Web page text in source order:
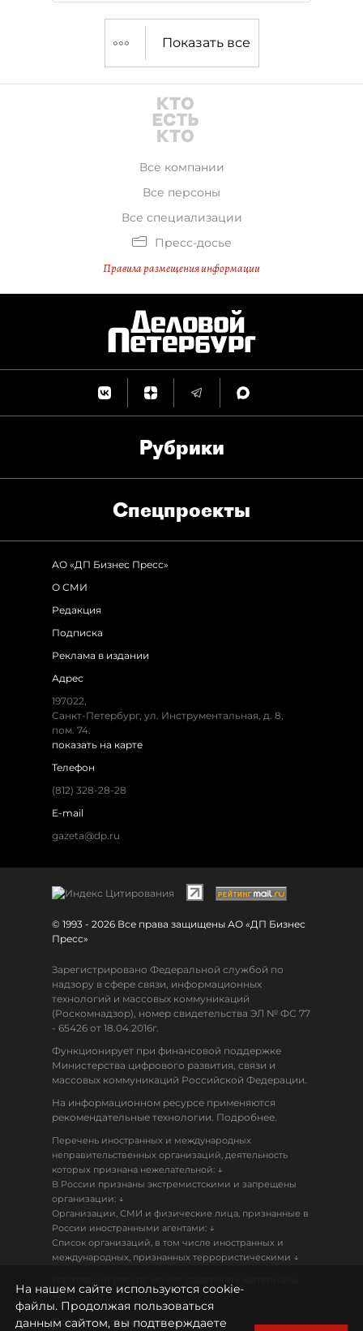
Показать все
Все компании
Все персоны
Все специализации
Пресс-досье
Правила размещения информации
Рубрики
Спец­проекты
АО «ДП Бизнес Пресс»
О СМИ
Редакция
Подписка
Реклама в издании
Адрес
197022,
Санкт-Петербург, ул. Инструментальная, д. 8,
пом. 74.
показать на карте
Телефон
(812) 328-28-28
E-mail
gazeta@dp.ru
© 1993 - 2026 Все права защищены АО «ДП Бизнес
Пресс»
Зарегистрировано Федеральной службой по
надзору в сфере связи, информационных
технологий и массовых коммуникаций
(Роскомнадзор), номер свидетельства ЭЛ № ФС 77
- 65426 от 18.04.2016г.
Функционирует при финансовой поддержке
Министерства цифрового развития, связи и
массовых коммуникаций Российской Федерации.
На информационном ресурсе применяются
рекомендательные технологии. Подробнее.
Перечень иностранных и международных
неправительственных организаций, деятельность
которых признана нежелательной: ↓
В России признаны экстремистскими и запрещены
организации: ↓
Организации, СМИ и физические лица, признанные в
России иностранными агентами: ↓
Список организаций, в том числе иностранных и
международных, признанных террористическими ↓
18+
Политика конфиденциальности
На нашем сайте используются cookie-
файлы. Продолжая пользоваться
данным сайтом, вы подтверждаете